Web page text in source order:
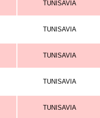
TUNISAVIA
TUNISAVIA
TUNISAVIA
TUNISAVIA
TUNISAVIA